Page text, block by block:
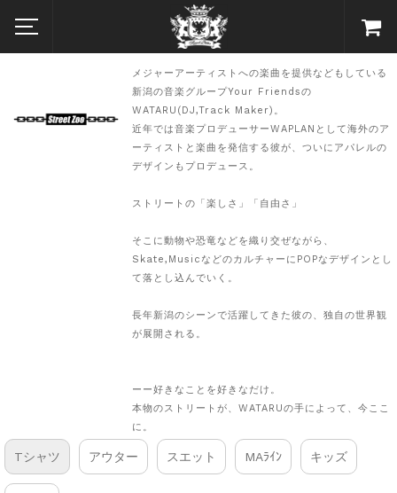
メジャーアーティストへの楽曲を提供などもしている
新潟の音楽グループYour Friendsの
WATARU(DJ,Track Maker)。
近年では音楽プロデューサーWAPLANとして海外のア
ーティストと楽曲を発信する彼が、ついにアパレルの
デザインもプロデュース。
ストリートの「楽しさ」「自由さ」
そこに動物や恐竜などを織り交ぜながら、
Skate,MusicなどのカルチャーにPOPなデザインとし
て落とし込んでいく。
長年新潟のシーンで活躍してきた彼の、独自の世界観
が展開される。
ーー好きなことを好きなだけ。
本物のストリートが、WATARUの手によって、今ここ
に。
Tシャツ アウター スエット MAﾗｲﾝ キッズ